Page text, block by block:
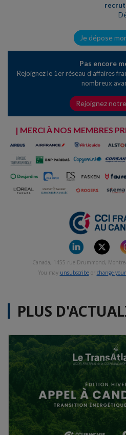
Je dépose
Pas encore
Rejoignez le 1er réseau d’affaires
nombreux
Rejoignez
| MERCI À NOS MEMBRES
Canada, 1455 rue Drummond,
You may unsubscribeor change
PLUS